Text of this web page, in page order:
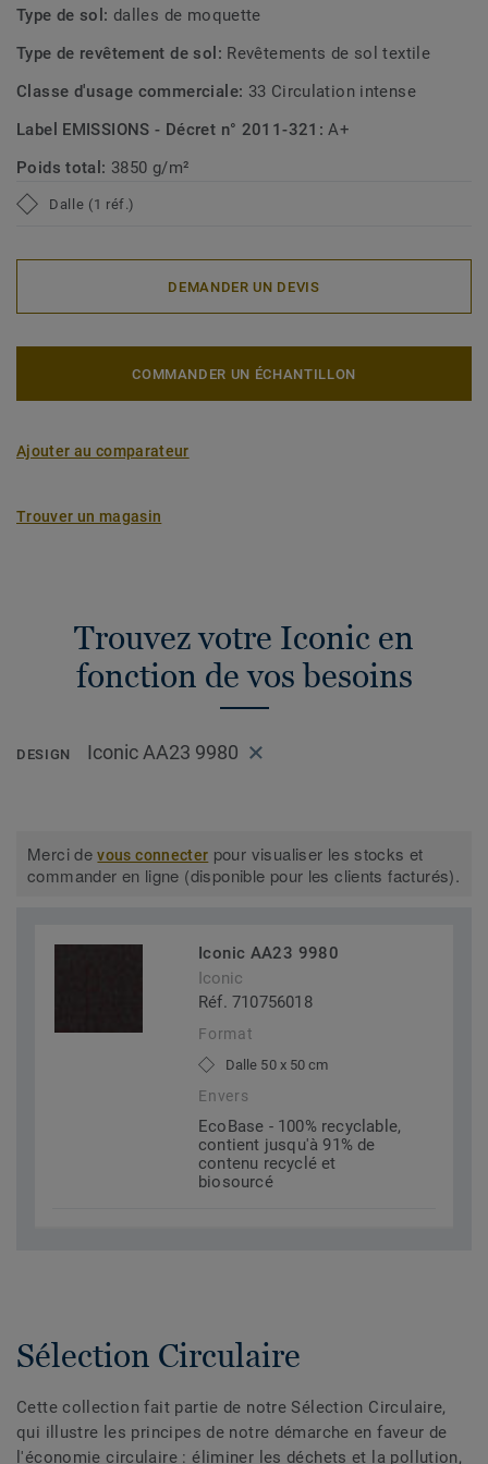
Type de sol: dalles de moquette
Type de revêtement de sol: Revêtements de sol textile
Classe d'usage commerciale: 33 Circulation intense
Label EMISSIONS - Décret n° 2011-321:A+
Poids total: 3850 g/m²
Dalle (1 réf.)
DEMANDER UN DEVIS
COMMANDER UN ÉCHANTILLON
Ajouter au comparateur
Trouver un magasin
Trouvez votre Iconic en
fonction de vos besoins
DESIGN Iconic AA23 9980
Merci devous connecter pour visualiser les stocks et
commander en ligne (disponible pour les clients facturés).
Iconic AA23 9980
Iconic
Réf. 710756018
Format
Dalle 50 x 50 cm
Envers
EcoBase - 100% recyclable,
contient jusqu'à 91% de
contenu recyclé et
biosourcé
Sélection Circulaire
Cette collection fait partie de notre Sélection Circulaire,
qui illustre les principes de notre démarche en faveur de
l'économie circulaire : éliminer les déchets et la pollution,